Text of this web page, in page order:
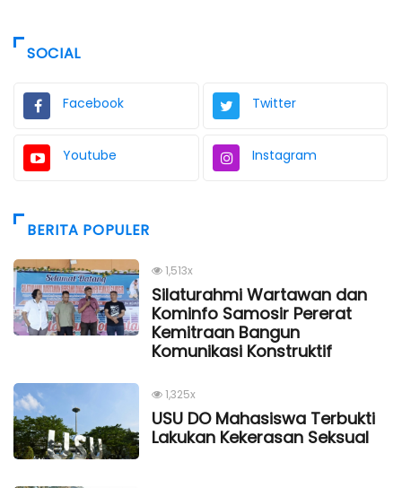
SOCIAL
Facebook Twitter
Youtube Instagram
BERITA POPULER
1,513x
Silaturahmi Wartawan dan
Kominfo Samosir Pererat
Kemitraan Bangun
Komunikasi Konstruktif
1,325x
USU DO Mahasiswa Terbukti
Lakukan Kekerasan Seksual